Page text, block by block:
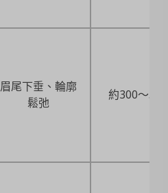
眉尾下垂、輪廓
鬆弛
約300～